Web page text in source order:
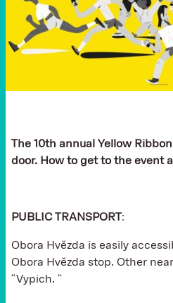
The 10th annual Yellow
door. How to get to the event
PUBLIC TRANSPORT:
Obora Hvězda is easily
Obora Hvězda stop. Other
“Vypich. “